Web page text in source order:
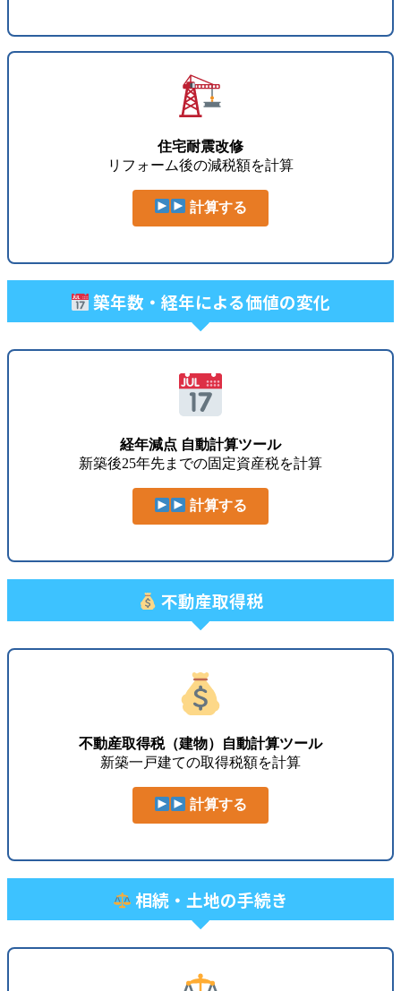
住宅耐震改修
リフォーム後の減税額を計算
計算する
築年数・経年による価値の変化
経年減点 自動計算ツール
新築後25年先までの固定資産税を計算
計算する
不動産取得税
不動産取得税（建物）自動計算ツール
新築一戸建ての取得税額を計算
計算する
相続・土地の手続き